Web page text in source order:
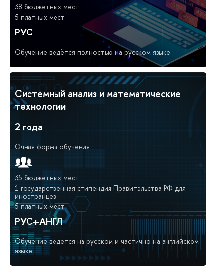
38 бюджетных мест
5 платных мест
РУС
Обучение ведётся полностью на русском языке
Системный анализ и математические
технологии
2 года
Очная форма обучения
35 бюджетных мест
1 государственная стипендия Правительства РФ для
иностранцев
5 платных мест
РУС+АНГЛ
Обучение ведется на русском и частично на английском
языке